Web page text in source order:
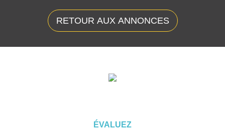
RETOUR AUX ANNONCES
ÉVALUEZ